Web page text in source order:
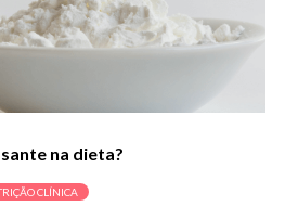
na dieta?
CLÍNICA